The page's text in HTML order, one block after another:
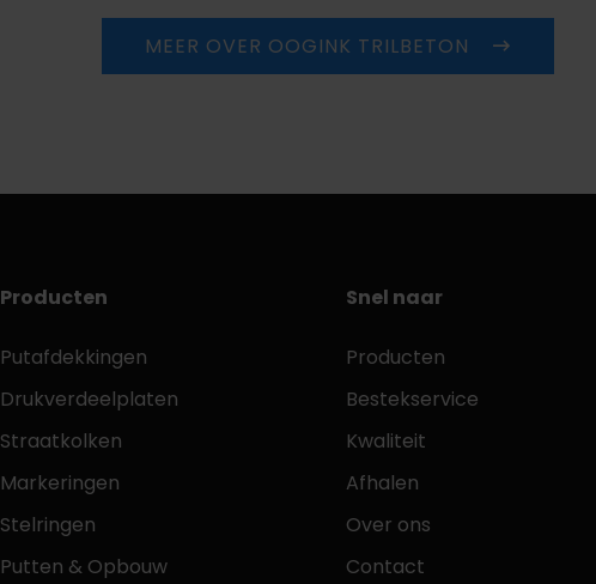
MEER OVER OOGINK TRILBETON
Producten
Putafdekkingen
Drukverdeelplaten
Straatkolken
Markeringen
Stelringen
Putten & Opbouw
Snel naar
Producten
Bestekservice
Kwaliteit
Afhalen
Over ons
Contact